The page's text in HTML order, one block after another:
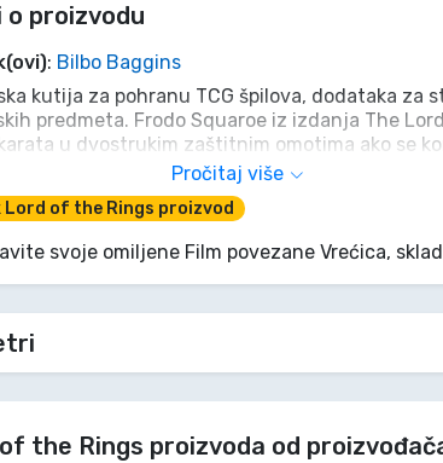
o proizvodu
: Bilbo Baggins
kutija za pohranu TCG špilova, dodataka za
predmeta. Frodo Squaroe iz izdanja The
u dvostrukim zaštitnim omotima ako se
su izrađene od 78% obnovljivih izvora i
dostupnu Collectors Case.
kolekcionarska kutija sa sigurnim
u Njemačkoj od 78% obnovljivih izvora
drži do 100 karata u dvostrukim omotima ili
omotima.
Pročitaj više
Lord of the Rings proizvod
svoje omiljene Film povezane Vrećica,
the Rings proizvoda od